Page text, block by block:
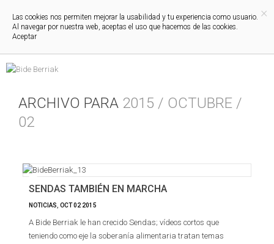
ARCHIVO PARA 2015 / OCTUBRE /
02
SENDAS TAMBIÉN EN MARCHA
NOTICIAS OCT02 2015
A Bide Berriak le han crecido Sendas; vídeos cortos que
teniendo como eje la soberanía alimentaria tratan temas
×
Las cookies nos permiten mejorar la usabilidad y tu experiencia como usuario.
Al navegar por nuestra web, aceptas el uso que hacemos de las cookies.
Aceptar